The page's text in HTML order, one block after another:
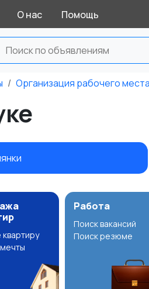
О нас Помощь
Организация рабочего места
квартиру
Работа
Поиск вакансий
Поиск резюме